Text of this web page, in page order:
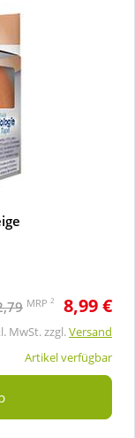
MRP 2 8,99 €
MwSt. zzgl.Versand
Artikel verfügbar